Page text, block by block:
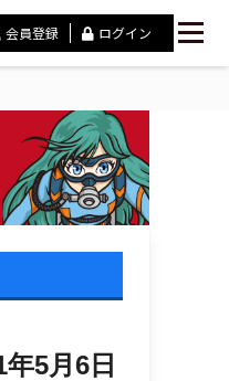
会員登録 ログイン
5月6日